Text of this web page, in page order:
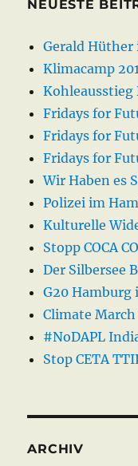
NEUESTE
Gerald Hüther
Klimacamp
Kohleausstieg
Fridays for
Fridays for
Fridays for
Wir Haben es
Polizei im
Kulturelle
Stopp COCA
Der Silbersee
G20 Hamburg
Climate March
#NoDAPL
Stop CETA
ARCHIV